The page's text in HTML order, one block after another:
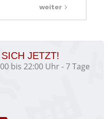
JETZT!
bis 22:00 Uhr - 7 Tage